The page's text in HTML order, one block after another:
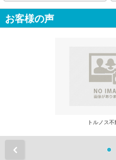
お客様の声
トルノス